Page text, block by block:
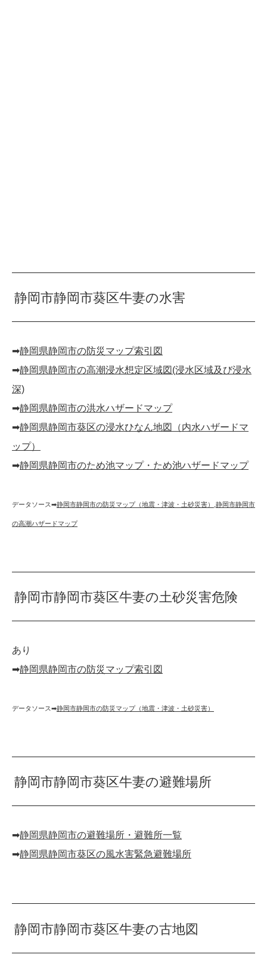
静岡市静岡市葵区牛妻の水害
➡︎静岡県静岡市の防災マップ索引図
➡︎静岡県静岡市の高潮浸水想定区域図(浸水区域及び浸水
深)
➡︎静岡県静岡市の洪水ハザードマップ
➡︎静岡県静岡市葵区の浸水ひなん地図（内水ハザードマ
ップ）
➡︎静岡県静岡市のため池マップ・ため池ハザードマップ
データソース➡︎静岡市静岡市の防災マップ（地震・津波・土砂災害） 静岡市静岡市
の高潮ハザードマップ
静岡市静岡市葵区牛妻の土砂災害危険
あり
➡︎静岡県静岡市の防災マップ索引図
データソース➡︎静岡市静岡市の防災マップ（地震・津波・土砂災害）
静岡市静岡市葵区牛妻の避難場所
➡︎静岡県静岡市の避難場所・避難所一覧
➡︎静岡県静岡市葵区の風水害緊急避難場所
静岡市静岡市葵区牛妻の古地図